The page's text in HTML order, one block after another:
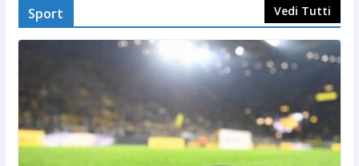
Sport Vedi Tutti